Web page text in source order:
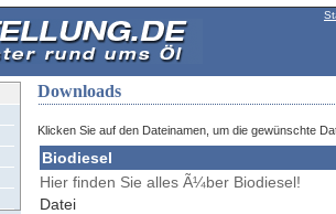
Downloads
Klicken Sie auf den Dateinamen, um die gewünschte
Biodiesel
Hier finden Sie alles Ã¼ber Biodiesel!
Datei